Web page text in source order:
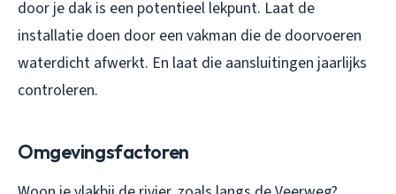
door je dak is een potentieel lekpunt. Laat de
installatie doen door een vakman die de doorvoeren
waterdicht afwerkt. En laat die aansluitingen jaarlijks
controleren.
Omgevingsfactoren